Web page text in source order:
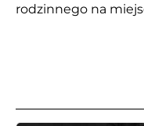
rodzinnego na